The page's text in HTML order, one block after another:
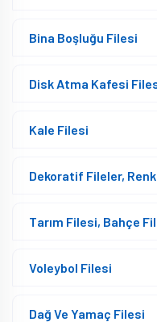
Bina Boşluğu Filesi
Disk Atma Kafesi
Kale Filesi
Dekoratif Fileler,
Tarım Filesi, Bahçe
Voleybol Filesi
Dağ Ve Yamaç Filesi